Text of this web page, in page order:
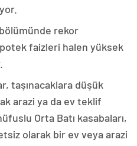
rekor
faizleri halen yüksek
taşınacaklara düşük
arazi ya da ev teklif
Orta Batı kasabaları,
olarak bir ev veya arazi